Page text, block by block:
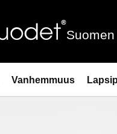
Vanhemmuus